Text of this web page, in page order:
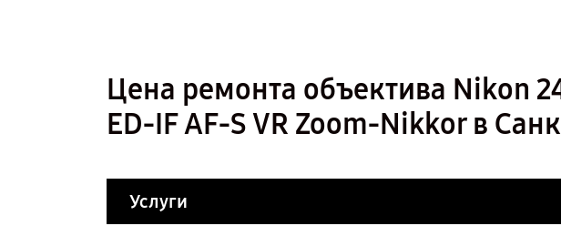
Цена ремонта объектива Nikon
ED-IF AF-S VR Zoom-Nikkor в
Услуги